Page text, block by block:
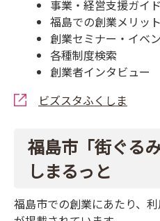
事業・経営支援ガイド
福島での創業メリット
創業セミナー・イベ
各種制度検索
創業者インタビュー
ビズスタふくしま
福島市「街ぐる
しまるっと
福島市での創業にあたり、